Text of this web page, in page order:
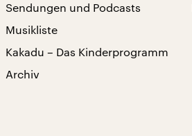
Sendungen und Podcasts
Musikliste
Kakadu – Das Kinderprogramm
Archiv